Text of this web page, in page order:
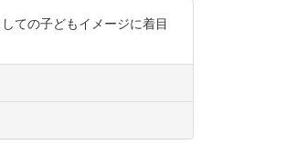
ての子どもイメージに着目